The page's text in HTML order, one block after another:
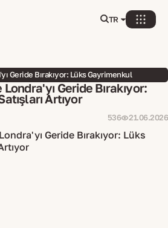
TR
Geride Bırakıyor: Lüks Gayrimenkul
Geride Bırakıyor:
Artıyor
536 21.06.2026